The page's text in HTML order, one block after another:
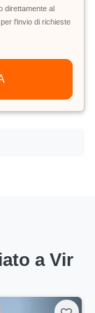
direttamente al
l'invio di richieste
a Vir